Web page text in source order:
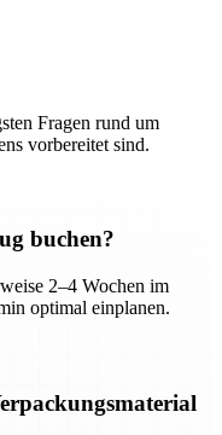
Fragen rund um
vorbereitet sind.
buchen?
2–4 Wochen im
optimal einplanen.